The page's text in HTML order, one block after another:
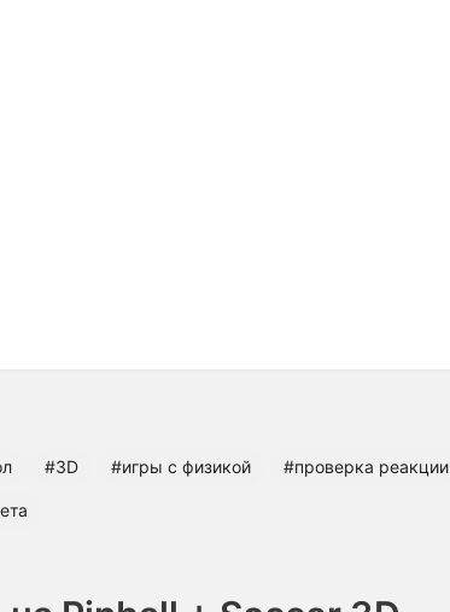
#3D #игры с физикой #проверка реакции